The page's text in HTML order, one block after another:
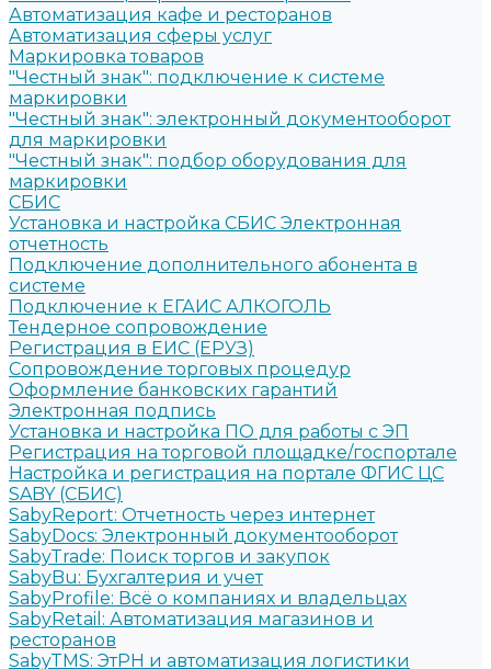
Автоматизация кафе и ресторанов
Автоматизация сферы услуг
Маркировка товаров
"Честный знак": подключение к системе
маркировки
"Честный знак": электронный документооборот
для маркировки
"Честный знак": подбор оборудования для
маркировки
СБИС
Установка и настройка СБИС Электронная
отчетность
Подключение дополнительного абонента в
системе
Подключение к ЕГАИС АЛКОГОЛЬ
Тендерное сопровождение
Регистрация в ЕИС (ЕРУЗ)
Сопровождение торговых процедур
Оформление банковских гарантий
Электронная подпись
Установка и настройка ПО для работы с ЭП
Регистрация на торговой площадке/госпортале
Настройка и регистрация на портале ФГИС ЦС
SABY (СБИС)
SabyReport: Отчетность через интернет
SabyDocs: Электронный документооборот
SabyTrade: Поиск торгов и закупок
SabyBu: Бухгалтерия и учет
SabyProfile: Всё о компаниях и владельцах
SabyRetail: Автоматизация магазинов и
ресторанов
SabyTMS: ЭтРН и автоматизация логистики